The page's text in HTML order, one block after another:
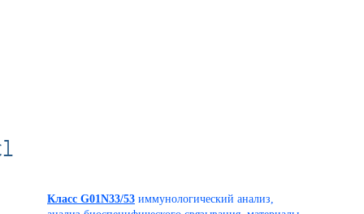
Класс G01N33/53 иммунологический анализ,